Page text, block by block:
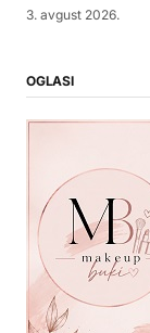
3. avgust 2026.
OGLASI